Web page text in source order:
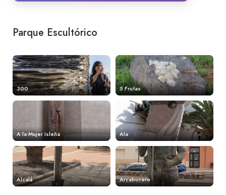
Parque Escultórico
300 5 Frutas
A la Mujer Isleña Ala
Alcalá Arcabucero